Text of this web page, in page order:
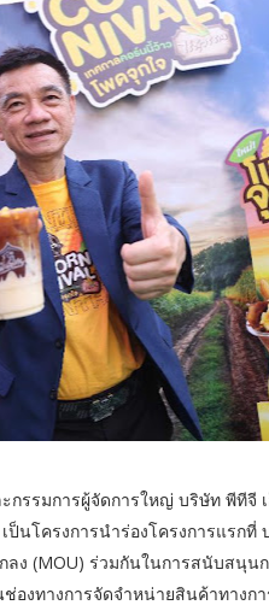
รรมการผู้จัดการใหญ่ บริษัท พีทีจี
นโครงการนำร่องโครงการแรกที่
ง (MOU) ร่วมกันในการสนับสนุน
งทางการจัดจำหน่ายสินค้าทางกา